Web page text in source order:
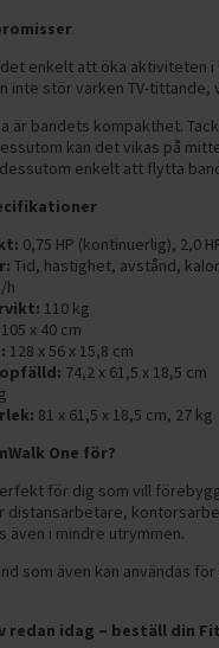
enkelt att öka aktiviteten
inte stör varken TV-tittande,
är bandets kompakthet.
kan det vikas på
enkelt att flytta
0,75 HP (kontinuerlig), 2,0
Tid, hastighet, avstånd,
h
110 kg
105 x 40 cm
128 x 56 x 15,8 cm
74,2 x 61,5 x 18,5 cm
81 x 61,5 x 18,5 cm, 27 kg
One för?
för dig som vill
även i mindre utrymmen.
som även kan användas
idag – beställ din